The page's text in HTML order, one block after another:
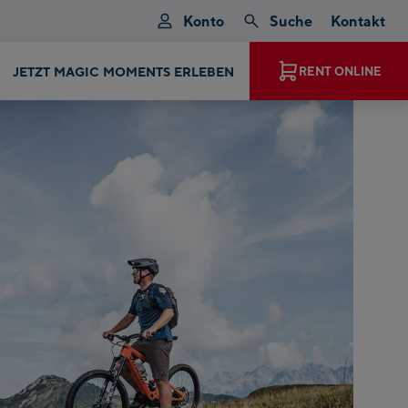
Konto Suche Kontakt
JETZT MAGIC MOMENTS ERLEBEN RENT ONLINE